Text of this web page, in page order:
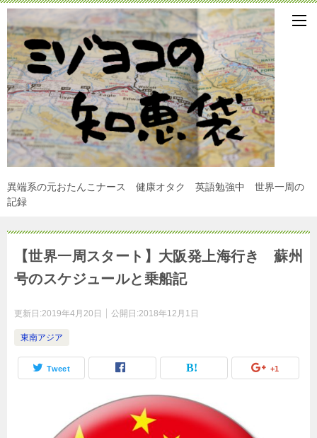
異端系の元おたんこナース 健康オタク 英語勉強中 世界一周の
記録
【世界一周スタート】大阪発上海行き 蘇州
号のスケジュールと乗船記
更新日:2019年4月20日 公開日:2018年12月1日
東南アジア
Tweet +1